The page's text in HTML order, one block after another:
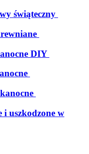
świąteczny
DIY
i uszkodzone w